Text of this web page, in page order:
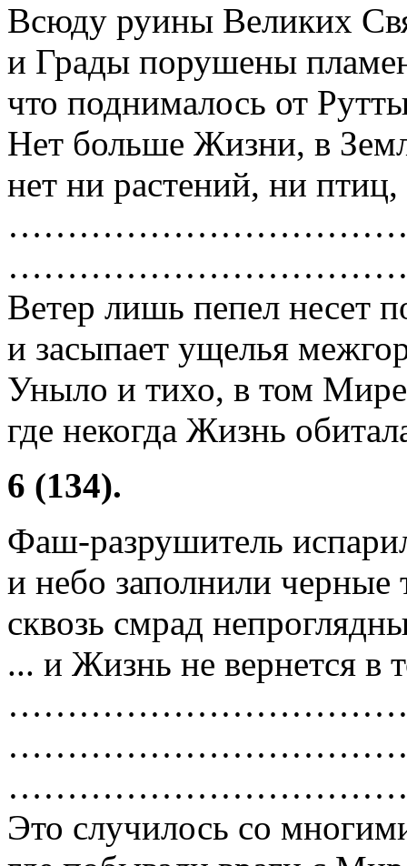
Всюду руины Великих
и Грады порушены
что поднималось от
Нет больше Жизни, в
нет ни растений, ни
Ветер лишь пепел несет
и засыпает ущелья
Уныло и тихо, в том Мире
где некогда Жизнь
6 (134).
Фаш-разрушитель
и небо заполнили черные
сквозь смрад
... и Жизнь не вернется в
Это случилось со